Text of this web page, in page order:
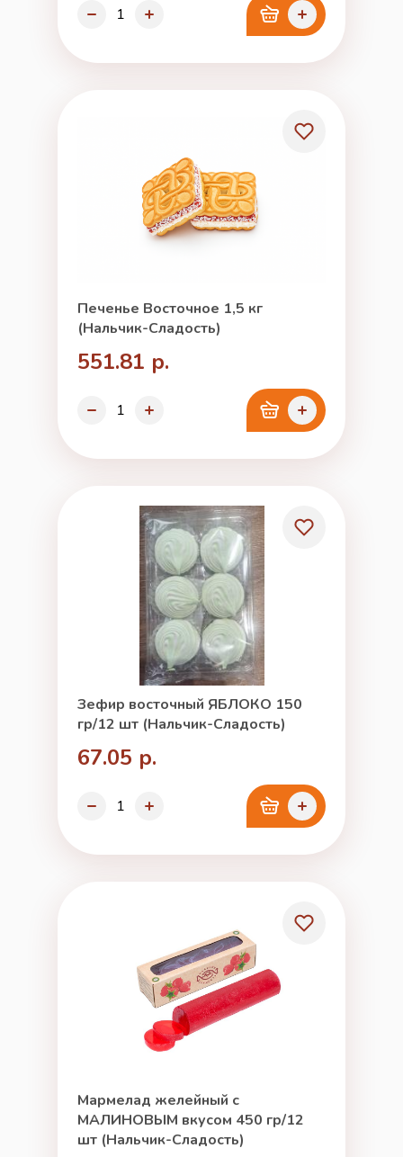
Печенье Восточное 1,5 кг
(Нальчик-Сладость)
551.81 р.
Зефир восточный ЯБЛОКО 150
гр/12 шт (Нальчик-Сладость)
67.05 р.
Мармелад желейный с
МАЛИНОВЫМ вкусом 450 гр/12
шт (Нальчик-Сладость)